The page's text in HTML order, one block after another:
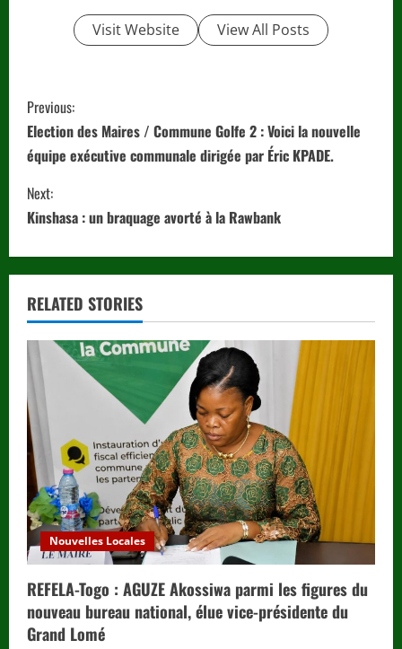
Visit Website View All Posts
C
o
n
t
i
n
u
e
R
e
a
d
i
n
g
Previous:
Election des Maires / Commune Golfe 2 : Voici la nouvelle
équipe exécutive communale dirigée par Éric KPADE.
Next:
Kinshasa : un braquage avorté à la Rawbank
RELATED STORIES
Nouvelles Locales
REFELA-Togo : AGUZE Akossiwa parmi les figures du
nouveau bureau national, élue vice-présidente du
Grand Lomé